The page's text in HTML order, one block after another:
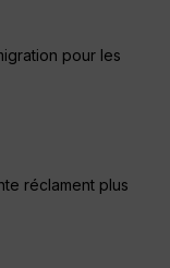
pour les
réclament plus